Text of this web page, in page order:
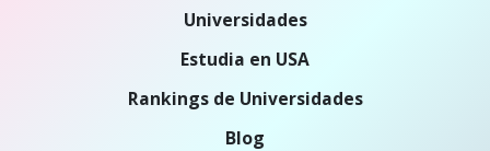
Universidades
Estudia en USA
Rankings de Universidades
Blog